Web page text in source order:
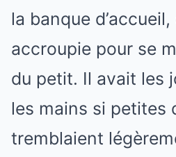
la banque d’accueil,
accroupie pour se
du petit. Il avait les
les mains si petites
tremblaient